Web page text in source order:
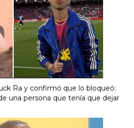
Ra y confirmó que lo bloqueó:
una persona que tenía que dejar